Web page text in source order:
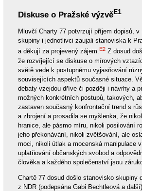
Diskuse o Pražské výzvěE1
Mluvčí Charty 77 potvrzují příjem dopisů, v
skupiny i jednotlivci zaujali stanoviska k
a děkují za projevený zájem. E2Z dosud
že rozvíjející se diskuse o mírových
světě vede k postupnému vyjasňování
souvisejících aspektů současné situace.
debaty vzejdou dříve či později i návrhy a
možných konkrétních postupů, takových,
zastaven současný konfrontační trend s
a zbrojení a prosadila se myšlenka, že
hranice, ale pásmo míru, nikoli posilování
jeho překonávání, nikoli zvětšování, ale
moci, nikoli útlak a mocenská manipulace
uplatňování občanských svobod a
člověka a každého společenství jsou
Chartě 77 dosud došlo stanovisko skupiny
z NDR (podepsána Gabi Bechtleová a